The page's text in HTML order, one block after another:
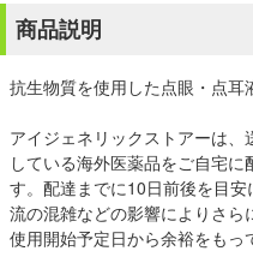
商品説明
抗生物質を使用した点眼・点耳
アイジェネリックストアーは
している海外医薬品をご自宅
す。配達までに10日前後を目
流の混雑などの影響によりさ
使用開始予定日から余裕をもっ